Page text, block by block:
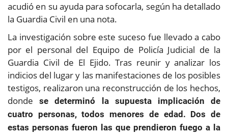
acudió en su ayuda para sofocarla, según ha detallado
la Guardia Civil en una nota.
La investigación sobre este suceso fue llevado a cabo
por el personal del Equipo de Policía Judicial de la
Guardia Civil de El Ejido. Tras reunir y analizar los
indicios del lugar y las manifestaciones de los posibles
testigos, realizaron una reconstrucción de los hechos,
dondese determinó la supuesta implicación de
cuatro personas, todos menores de edad. Dos de
estas personas fueron las que prendieron fuego a la